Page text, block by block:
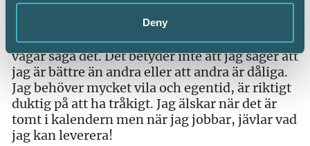
Deny
Varje kväll reflekterar jag dessutom över vad
jag lärt mig under dagen, vad som varit bra och
mindre bra. Jag är duktig på mitt jobb och
vågar säga det. Det betyder inte att jag säger att
jag är bättre än andra eller att andra är dåliga.
Jag behöver mycket vila och egentid, är riktigt
duktig på att ha tråkigt. Jag älskar när det är
tomt i kalendern men när jag jobbar, jävlar vad
jag kan leverera!